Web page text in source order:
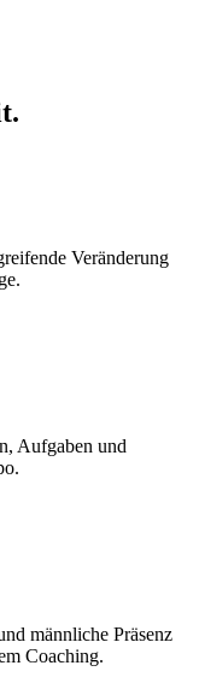
Veränderung
Aufgaben und
männliche Präsenz
Coaching.